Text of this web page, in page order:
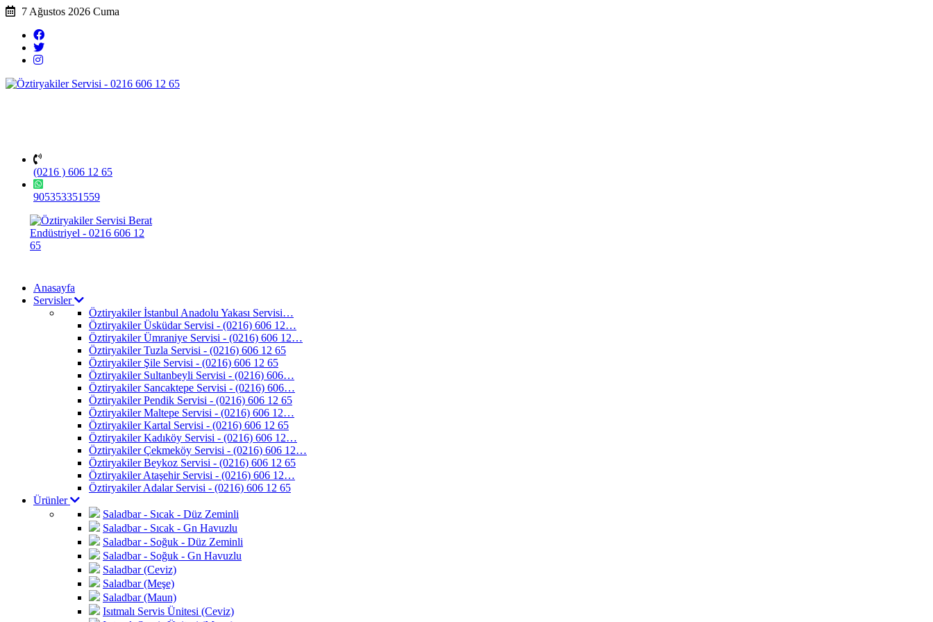
7 Ağustos 2026 Cuma
(0216 ) 606 12 65
905353351559
Anasayfa
Servisler
Öztiryakiler İstanbul Anadolu Yakası Servisi…
Öztiryakiler Üsküdar Servisi - (0216) 606 12…
Öztiryakiler Ümraniye Servisi - (0216) 606 12…
Öztiryakiler Tuzla Servisi - (0216) 606 12 65
Öztiryakiler Şile Servisi - (0216) 606 12 65
Öztiryakiler Sultanbeyli Servisi - (0216) 606…
Öztiryakiler Sancaktepe Servisi - (0216) 606…
Öztiryakiler Pendik Servisi - (0216) 606 12 65
Öztiryakiler Maltepe Servisi - (0216) 606 12…
Öztiryakiler Kartal Servisi - (0216) 606 12 65
Öztiryakiler Kadıköy Servisi - (0216) 606 12…
Öztiryakiler Çekmeköy Servisi - (0216) 606 12…
Öztiryakiler Beykoz Servisi - (0216) 606 12 65
Öztiryakiler Ataşehir Servisi - (0216) 606 12…
Öztiryakiler Adalar Servisi - (0216) 606 12 65
Ürünler
Saladbar - Sıcak - Düz Zeminli
Saladbar - Sıcak - Gn Havuzlu
Saladbar - Soğuk - Düz Zeminli
Saladbar - Soğuk - Gn Havuzlu
Saladbar (Ceviz)
Saladbar (Meşe)
Saladbar (Maun)
Isıtmalı Servis Ünitesi (Ceviz)